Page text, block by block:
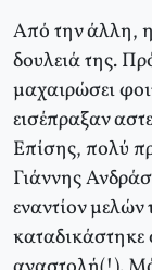
Από την άλλη,
δουλειά της.
μαχαιρώσει
εισέπραξαν
Επίσης, πολύ
Γιάννης
εναντίον